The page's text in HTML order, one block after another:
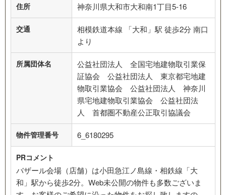
住所 神奈川県大和市大和南1丁目5-16
交通
相模鉄道本線 「大和」駅 徒歩2分 南口
より
所属団体名
公益社団法人 全国宅地建物取引業保
証協会 公益社団法人 東京都宅地建
物取引業協会 公益社団法人 神奈川
県宅地建物取引業協会 公益社団法
人 首都圏不動産公正取引協議会
物件管理番号 6_6180295
PRコメント
バザール会場（店舗）は小田急江ノ島線・相鉄線「大
和」駅から徒歩2分。Web未公開の物件も多数ございま